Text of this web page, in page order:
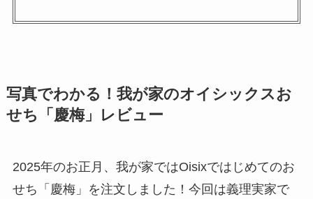
写真でわかる！我が家のオイシックスお
せち「慶梅」レビュー
2025年のお正月、我が家ではOisixではじめてのお
せち「慶梅」を注文しました！今回は義理実家で